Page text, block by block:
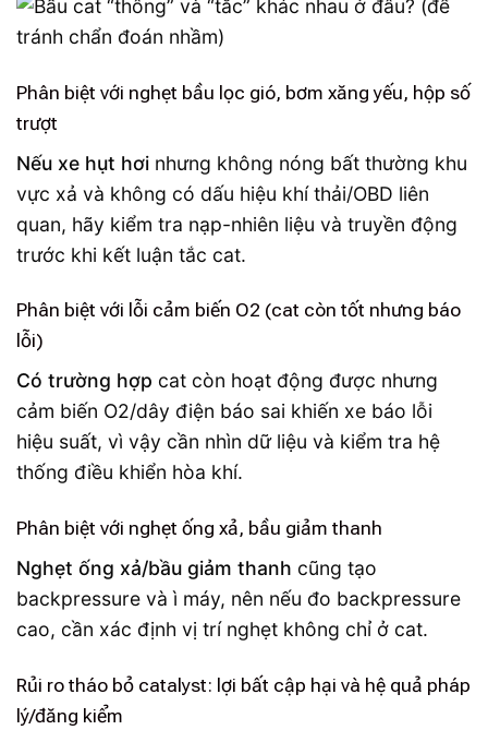
Phân biệt với nghẹt bầu lọc gió, bơm xăng yếu, hộp số
trượt
Nếu xe hụt hơi nhưng không nóng bất thường khu
vực xả và không có dấu hiệu khí thải/OBD liên
quan, hãy kiểm tra nạp-nhiên liệu và truyền động
trước khi kết luận tắc cat.
Phân biệt với lỗi cảm biến O2 (cat còn tốt nhưng báo
lỗi)
Có trường hợp cat còn hoạt động được nhưng
cảm biến O2/dây điện báo sai khiến xe báo lỗi
hiệu suất, vì vậy cần nhìn dữ liệu và kiểm tra hệ
thống điều khiển hòa khí.
Phân biệt với nghẹt ống xả, bầu giảm thanh
Nghẹt ống xả/bầu giảm thanh cũng tạo
backpressure và ì máy, nên nếu đo backpressure
cao, cần xác định vị trí nghẹt không chỉ ở cat.
Rủi ro tháo bỏ catalyst: lợi bất cập hại và hệ quả pháp
lý/đăng kiểm